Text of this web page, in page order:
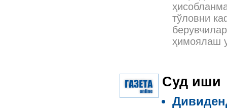
тўловни
ҳимоялаш
Суд иши